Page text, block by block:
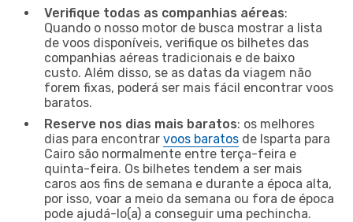
Verifique todas as companhias aéreas:
Quando o nosso motor de busca mostrar a lista
de voos disponíveis, verifique os bilhetes das
companhias aéreas tradicionais e de baixo
custo. Além disso, se as datas da viagem não
forem fixas, poderá ser mais fácil encontrar voos
baratos.
Reserve nos dias mais baratos: os melhores
dias para encontrar voos baratos de Isparta para
Cairo são normalmente entre terça-feira e
quinta-feira. Os bilhetes tendem a ser mais
caros aos fins de semana e durante a época alta,
por isso, voar a meio da semana ou fora de época
pode ajudá-lo(a) a conseguir uma pechincha.